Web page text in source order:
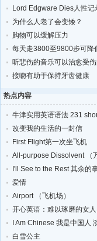
Lord Edgware Dies人性记
为什么人老了会变矮？
购物可以缓解压力
每天走3800至9800步可降
听悲伤的音乐可以治愈受
接吻有助于保持牙齿健康
热点内容
牛津实用英语语法 231
改变我的生活的一封信
First Flight第一次坐飞机
All-purpose Dissolvent （
I'll See to the Rest 其余的
爱情
Airport （飞机场）
开心英语：难以琢磨的女
I Am Chinese 我是中国人
白雪公主